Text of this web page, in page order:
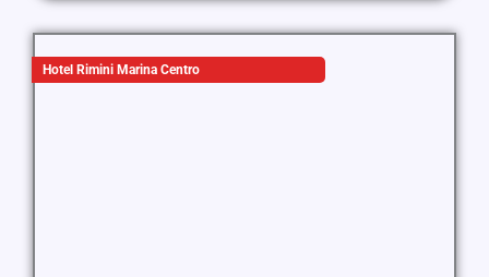
Hotel Rimini Marina Centro